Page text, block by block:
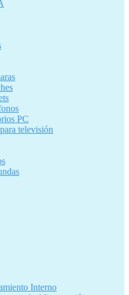
PC
televisión
Interno